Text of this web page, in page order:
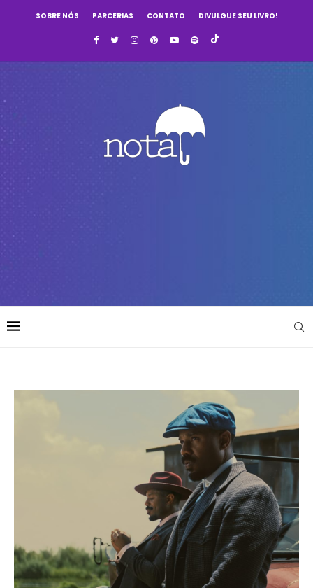
SOBRE NÓS PARCERIAS CONTATO DIVULGUE SEU LIVRO!